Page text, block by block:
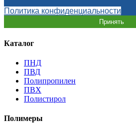
Политика конфиденциальности
Принять
Каталог
ПНД
ПВД
Полипропилен
ПВХ
Полистирол
Полимеры